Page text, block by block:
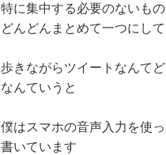
特に集中する必要のないも
どんどんまとめて一つにし
歩きながらツイートなんて
なんていうと
僕はスマホの音声入力を使っ
書いています